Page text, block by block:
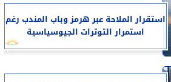
استقرار الملاحة عبر هرمز وباب المندب رغم
استمرار التوترات الجيوسياسية